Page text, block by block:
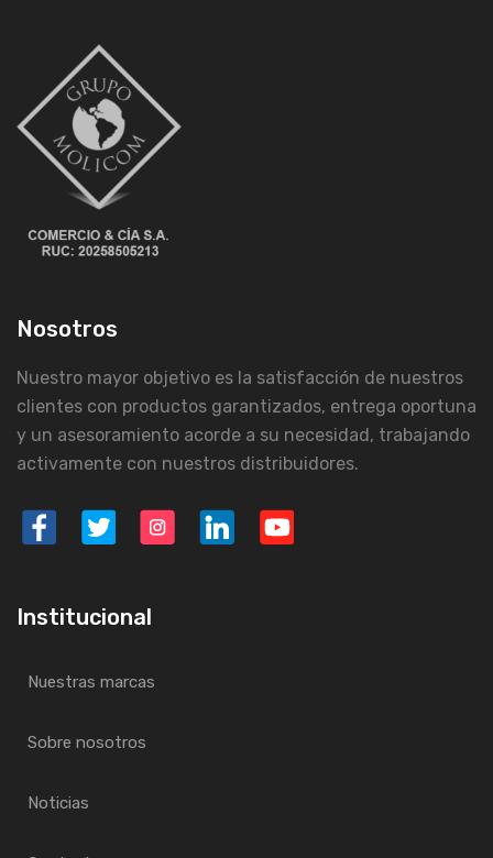
Nosotros
Nuestro mayor objetivo es la satisfacción de nuestros
clientes con productos garantizados, entrega oportuna
y un asesoramiento acorde a su necesidad, trabajando
activamente con nuestros distribuidores.
Institucional
Nuestras marcas
Sobre nosotros
Noticias